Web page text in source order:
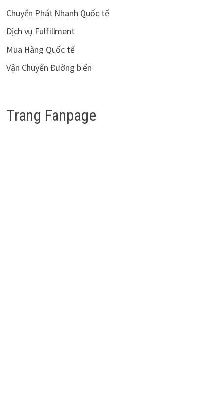
Chuyển Phát Nhanh Quốc tế
Dịch vụ Fulfillment
Mua Hàng Quốc tế
Vận Chuyển Đường biển
Trang Fanpage